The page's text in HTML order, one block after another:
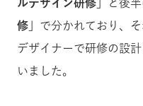
ルデザイン研修」
と後
修」 で分かれており、
デザイナーで研修の設
いました。